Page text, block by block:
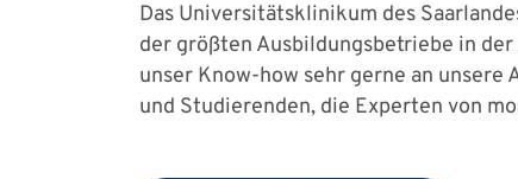
Das Universitätsklinikum des
der größten Ausbildungsbetriebe in der
unser Know-how sehr gerne an unsere
und Studierenden, die Experten von